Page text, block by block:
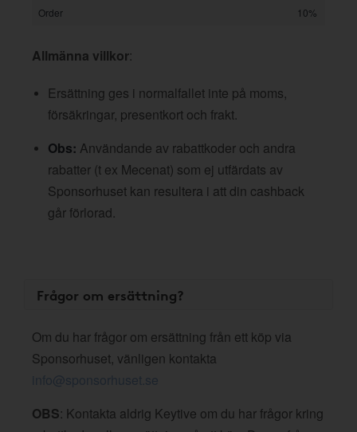
Order 10%
Allmänna villkor:
Ersättning ges i normalfallet inte på moms,
försäkringar, presentkort och frakt.
Obs: Användande av rabattkoder och andra
rabatter (t ex Mecenat) som ej utfärdats av
Sponsorhuset kan resultera i att din cashback
går förlorad.
Frågor om ersättning?
Om du har frågor om ersättning från ett köp via
Sponsorhuset, vänligen kontakta
info@sponsorhuset.se
OBS: Kontakta aldrig Keytive om du har frågor kring